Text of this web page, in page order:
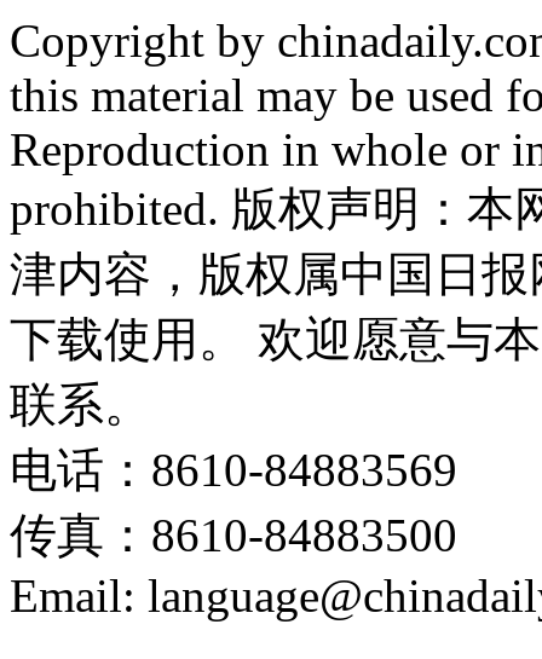
Copyright by
this material may be used
Reproduction in whole or
prohibited. 版权声明：
津内容，版权属中国日
下载使用。 欢迎愿意与
联系。
电话：8610-84883569
传真：8610-84883500
Email: